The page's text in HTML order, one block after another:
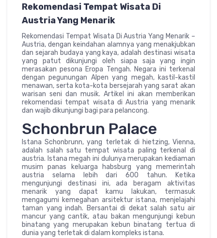
Rekomendasi Tempat Wisata Di
Austria Yang Menarik
Rekomendasi Tempat Wisata Di Austria Yang Menarik –
Austria, dengan keindahan alamnya yang menakjubkan
dan sejarah budaya yang kaya, adalah destinasi wisata
yang patut dikunjungi oleh siapa saja yang ingin
merasakan pesona Eropa Tengah. Negara ini terkenal
dengan pegunungan Alpen yang megah, kastil-kastil
menawan, serta kota-kota bersejarah yang sarat akan
warisan seni dan musik. Artikel ini akan memberikan
rekomendasi tempat wisata di Austria yang menarik
dan wajib dikunjungi bagi para pelancong.
Schonbrun Palace
Istana Schonbrunn, yang terletak di hietzing, Vienna,
adalah salah satu tempat wisata paling terkenal di
austria. Istana megah ini dulunya merupakan kediaman
musim panas keluarga habsburg yang memerintah
austria selama lebih dari 600 tahun. Ketika
mengunjungi destinasi ini, ada beragam aktivitas
menarik yang dapat kamu lakukan, termasuk
mengagumi kemegahan arsitektur istana, menjelajahi
taman yang indah. Bersantai di dekat salah satu air
mancur yang cantik, atau bakan mengunjungi kebun
binatang yang merupakan kebun binatang tertua di
dunia yang terletak di dalam kompleks istana.